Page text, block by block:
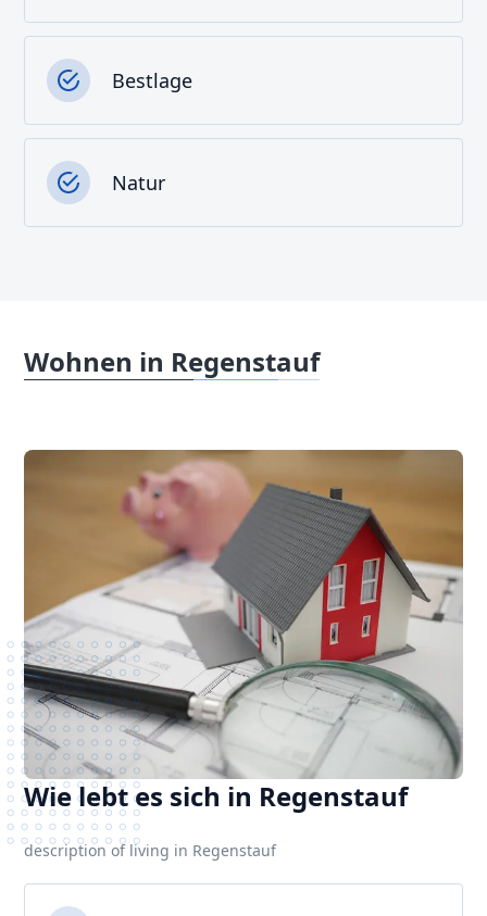
Bestlage
Natur
Wohnen in Regenstauf
Wie lebt es sich in Regenstauf
description of living in Regenstauf